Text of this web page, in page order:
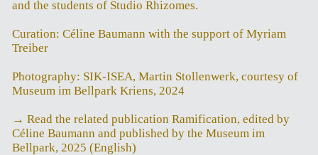
and the students of Studio Rhizomes.
Curation: Céline Baumann with the support of Myriam
Treiber
Photography: SIK-ISEA, Martin Stollenwerk, courtesy of
Museum im Bellpark Kriens, 2024
→ Read the related publication Ramification, edited by
Céline Baumann and published by the Museum im
Bellpark, 2025 (English)